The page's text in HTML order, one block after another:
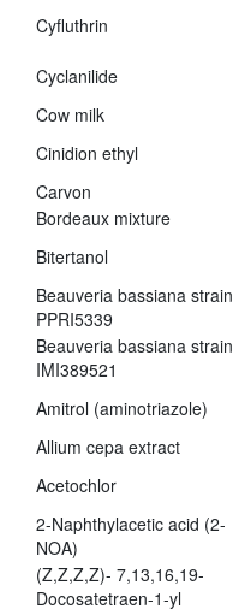
Cyfluthrin
Cyclanilide
Cow milk
Cinidion ethyl
Carvon
Bordeaux mixture
Bitertanol
Beauveria bassiana strain
PPRI5339
Beauveria bassiana strain
IMI389521
Amitrol (aminotriazole)
Allium cepa extract
Acetochlor
2-Naphthylacetic acid (2-
NOA)
(Z,Z,Z,Z)- 7,13,16,19-
Docosatetraen-1-yl